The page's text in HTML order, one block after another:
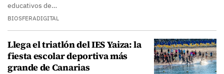
educativos de…
BIOSFERADIGITAL
Llega el triatlón del IES Yaiza: la
fiesta escolar deportiva más
grande de Canarias